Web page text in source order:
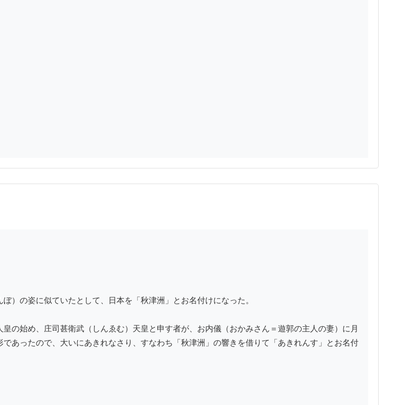
）の姿に似ていたとして、日本を「秋津洲」とお名付けになった。
の始め、庄司甚衛武（しんゑむ）天皇と申す者が、お内儀（おかみさん＝遊郭の主人の妻）に月
あったので、大いにあきれなさり、すなわち「秋津洲」の響きを借りて「あきれんす」とお名付